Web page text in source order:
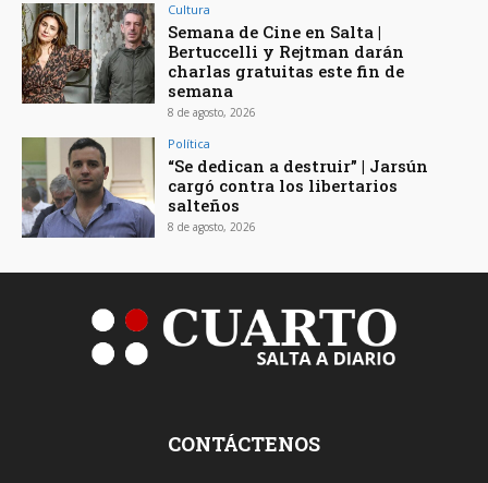
Cultura
Semana de Cine en Salta |
Bertuccelli y Rejtman darán
charlas gratuitas este fin de
semana
8 de agosto, 2026
Política
“Se dedican a destruir” | Jarsún
cargó contra los libertarios
salteños
8 de agosto, 2026
CONTÁCTENOS